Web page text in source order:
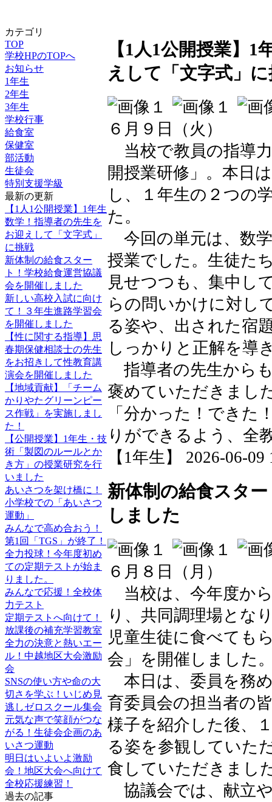
カテゴリ
TOP
学校HPのTOPへ
お知らせ
1年生
2年生
3年生
学校行事
給食室
保健室
部活動
生徒会
特別支援学級
最新の更新
【1人1公開授業】1年生
数学！指導者の先生を
お迎えして「文字式」
に挑戦
新体制の給食スター
ト！学校給食運営協議
会を開催しました
新しい高校入試に向け
て！３年生進路学習会
を開催しました
【性に関する指導】思
春期保健相談士の先生
をお招きして性教育講
演会を開催しました
【地域貢献】「チーム
かりやたグリーンピー
ス作戦」を実施しまし
た！
【公開授業】1年生・技
術「製図のルールとか
き方」の授業研究を行
いました
あいさつを架け橋に！
小学校での「あいさつ
運動」
みんなで高め合おう！
第1回「TGS」が終了！
全力投球！今年度初め
ての定期テストが始ま
りました。
みんなで応援！全校体
力テスト
定期テストへ向けて！
放課後の補充学習教室
全力の決意と熱いエー
ル！中越地区大会激励
会
SNSの使い方や命の大
切さを学ぶ！いじめ見
逃しゼロスクール集会
元気な声で笑顔がつな
がる！生徒会企画のあ
いさつ運動
明日はいよいよ激励
会！地区大会へ向けて
全校応援練習！
過去の記事
【1人1公開授業】
えして「文字式」
６月９日（火）
当校で教員の指導
開授業研修」。本日
し、１年生の２つの
た。
今回の単元は、数
授業でした。生徒た
見せつつも、集中し
らの問いかけに対し
る姿や、出された宿
しっかりと正解を導
指導者の先生から
褒めていただきまし
「分かった！できた
りができるよう、全
【1年生】 2026-06-09
新体制の給食スタ
しました
６月８日（月）
当校は、今年度か
り、共同調理場とな
児童生徒に食べても
会」を開催しました
本日は、委員を務
育委員会の担当者の
様子を紹介した後、
る姿を参観していた
食していただきまし
協議会では、献立